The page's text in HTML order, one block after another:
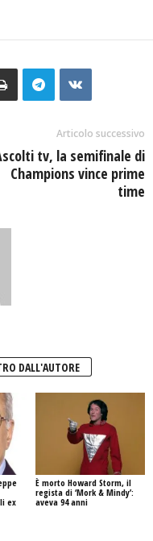
Articolo successivo
tv, la semifinale di
Champions vince prime
time
DALL'AUTORE
ex
È morto Howard Storm, il
regista di ‘Mork & Mindy’:
aveva 94 anni